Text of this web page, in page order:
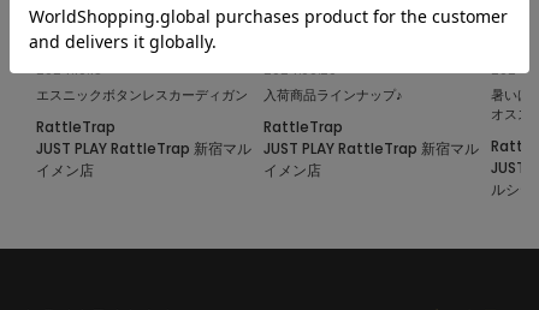
2024.10.15
エスニックボタンレスカーディガン
RattleTrap
JUST PLAY RattleTrap 新宿マル
イメン店
2024.09.20
入荷商品ラインナップ♪
RattleTrap
JUST PLAY RattleTrap 新宿マル
イメン店
暑いけ
オスス
JUST
ルシテ